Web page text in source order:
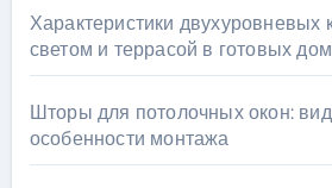
Характеристики двухуровневых
светом и террасой в готовых
Шторы для потолочных окон:
особенности монтажа